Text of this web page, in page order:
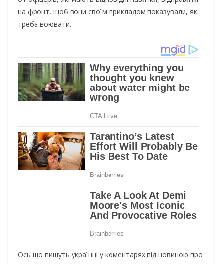
на фронт, щоб вони своїм прикладом показували, як
треба воювати.
Ось що пишуть українці у коментарях під новиною про